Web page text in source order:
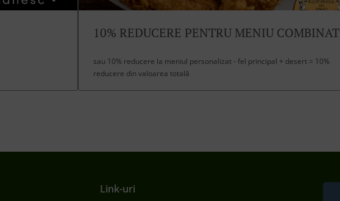
10% REDUCERE PENTRU MENIU COMBINAT
sau 10% reducere la meniul personalizat - fel principal + desert = 10%
reducere din valoarea totală
Link-uri